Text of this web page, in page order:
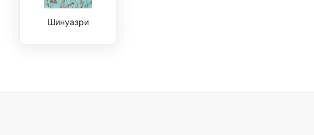
Шинуазри